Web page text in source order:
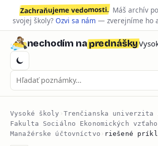
Zachraňujeme vedomosti. Máš archív
svojej školy? Ozvi sa nám — zverejníme ho
nechodím naprednášky
Vysoké školy › Trenčianska univerzita
Fakulta Sociálno Ekonomických
Manažérske účtovníctvo › riešené